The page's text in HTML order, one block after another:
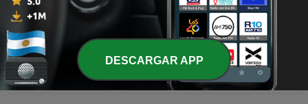
296 - Programa Rockabilly 82C
14 mayo 2026
295 - Programa Rockabilly 82B
14 mayo 2026
DESCARGAR APP